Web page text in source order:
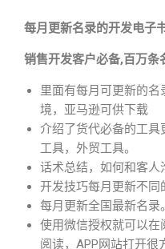
每月更新名录的开发电子
销售开发客户必备,百万条
里面有每月可更新的
境，亚马逊可供下载
介绍了货代必备的工具
工具，外贸工具。
话术总结，如何和客
开发技巧每月更新不同
每月更新全国最新名录。
使用微信授权就可以在
阅读，APP网站打开很